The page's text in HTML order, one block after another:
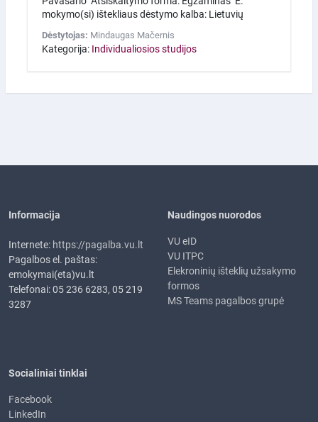
mokymo(si) ištekliaus dėstymo kalba: Lietuvių
Dėstytojas: Mindaugas Mačernis
Kategorija: Individualiosios studijos
Informacija
Internete: https://pagalba.vu.lt
Pagalbos el. paštas:
emokymai(eta)vu.lt
Telefonai: 05 236 6283, 05 219
3287
Naudingos nuorodos
VU eID
VU ITPC
Elekroninių išteklių užsakymo
formos
MS Teams pagalbos grupė
Socialiniai tinklai
Facebook
LinkedIn